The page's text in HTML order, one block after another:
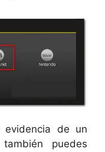
evidencia de un
puedes